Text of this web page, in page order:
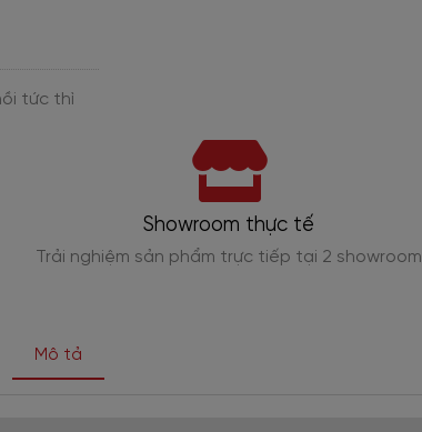
Showroom thực tế
Trải nghiệm sản phẩm trực tiếp tại 2 showroom
Mô tả